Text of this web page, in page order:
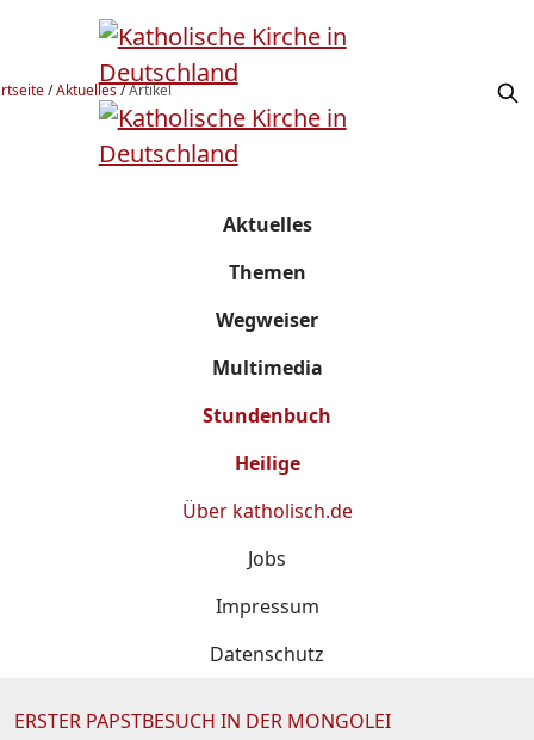
/Aktuelles/Artikel
Aktuelles
Themen
Wegweiser
Multimedia
Stundenbuch
Heilige
Über katholisch.de
Jobs
Impressum
Datenschutz
ERSTER PAPSTBESUCH IN DER MONGOLEI